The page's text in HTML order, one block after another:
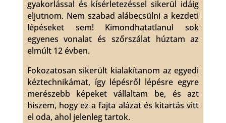
gyakorlással és kísérletezéssel sikerül idáig
eljutnom. Nem szabad alábecsülni a kezdeti
lépéseket sem! Kimondhatatlanul sok
egyenes vonalat és szőrszálat húztam az
elmúlt 12 évben.
Fokozatosan sikerült kialakítanom az egyedi
kéztechnikámat, így lépésről lépésre egyre
merészebb képeket vállaltam be, és azt
hiszem, hogy ez a fajta alázat és kitartás vitt
el oda, ahol jelenleg tartok.